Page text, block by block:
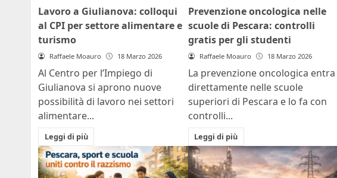
Lavoro a Giulianova: colloqui
al CPI per settore alimentare e
turismo
Raffaele Moauro 18 Marzo 2026
Al Centro per l’Impiego di
Giulianova si aprono nuove
possibilità di lavoro nei settori
alimentare...
Leggi di più
Prevenzione oncologica nelle
scuole di Pescara: controlli
gratis per gli studenti
Raffaele Moauro 18 Marzo 2026
La prevenzione oncologica entra
direttamente nelle scuole
superiori di Pescara e lo fa con
controlli...
Leggi di più